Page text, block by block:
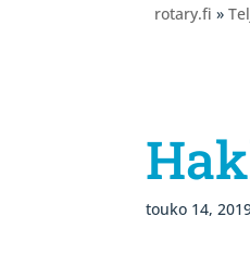
rotary.fi »
touko 14,